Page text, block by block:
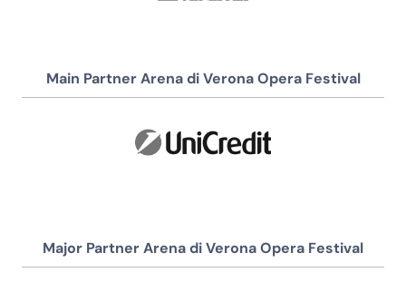
Main Partner Arena di Verona Opera Festival
Major Partner Arena di Verona Opera Festival